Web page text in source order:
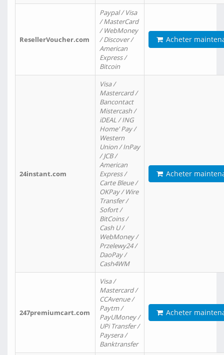
ResellerVoucher.com
Paypal / Visa
/ MasterCard
/ WebMoney
/ Discover /
American
Express /
Bitcoin
Acheter
24instant.com
Visa /
Mastercard /
Bancontact
Mistercash /
iDEAL / ING
Home' Pay /
Western
Union / InPay
/ JCB /
American
Express /
Carte Bleue /
OKPay / Wire
Transfer /
Sofort /
BitCoins /
Cash U /
WebMoney /
Przelewy24 /
DaoPay /
Cash4WM
Acheter
247premiumcart.com
Visa /
Mastercard /
CCAvenue /
Paytm /
PayUMoney /
UPi Transfer /
Paysera /
Banktransfer
Acheter